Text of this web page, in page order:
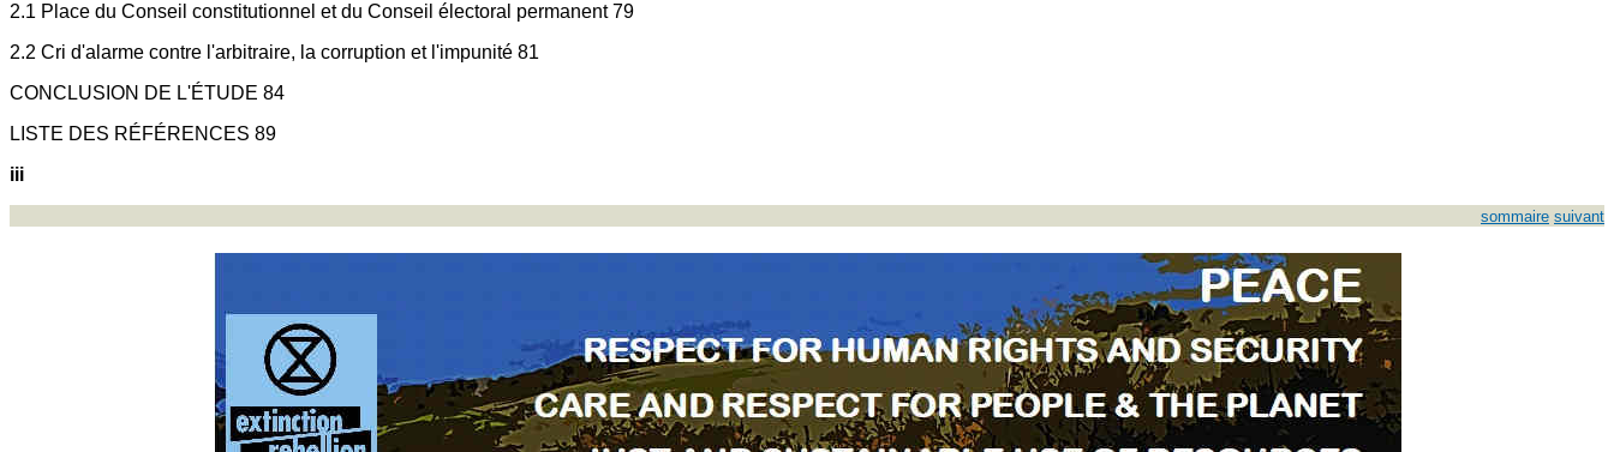
2.1 Place du Conseil constitutionnel et du Conseil électoral permanent 79
2.2 Cri d'alarme contre l'arbitraire, la corruption et l'impunité 81
CONCLUSION DE L'ÉTUDE 84
LISTE DES RÉFÉRENCES 89
iii
sommaire suivant